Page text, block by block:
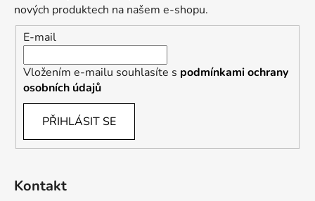
nových produktech na našem e-shopu.
E-mail
Vložením e-mailu souhlasíte s podmínkami ochrany
osobních údajů
PŘIHLÁSIT SE
Kontakt